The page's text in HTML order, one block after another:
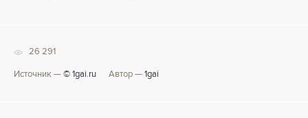
26 291
Источник — © 1gai.ru Автор — 1gai